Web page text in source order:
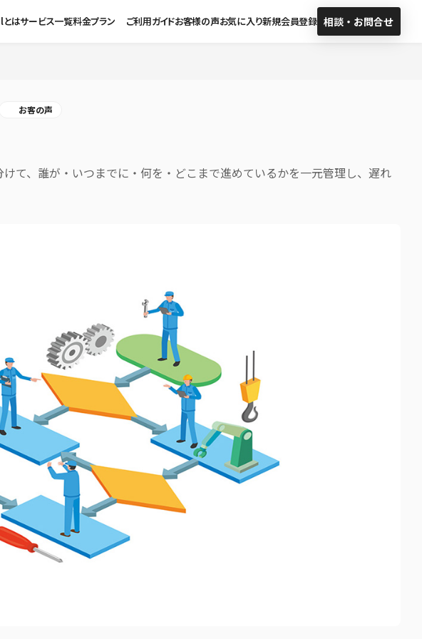
はサービス一覧料金プラン ご利用ガイドお客様の声お気に入り新規会員登録 相談・お問合せ
お客の声
て、誰が・いつまでに・何を・どこまで進めているかを一元管理し、遅れ